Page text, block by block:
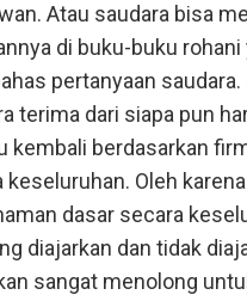
Atau saudara bisa
di buku-buku rohani
pertanyaan saudara.
terima dari siapa pun
kembali berdasarkan
keseluruhan. Oleh
dasar secara
diajarkan dan tidak
sangat menolong